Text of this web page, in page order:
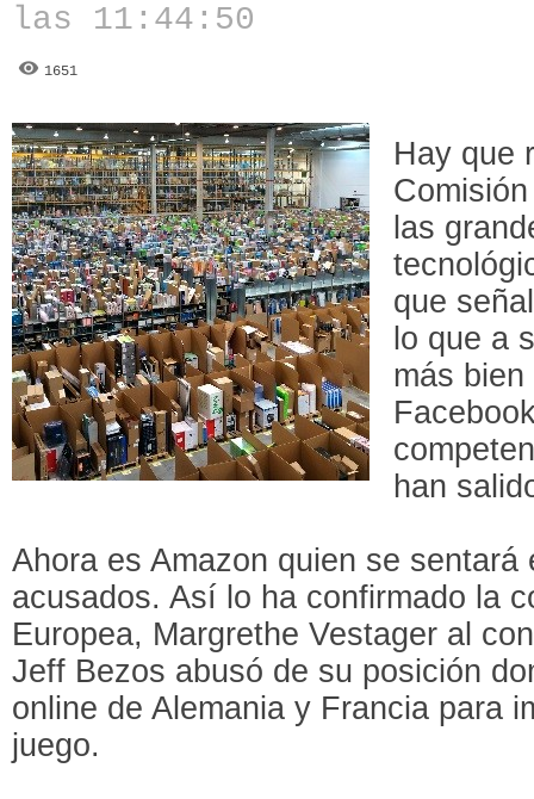
las 11:44:50
1651
Hay que
las
que
lo que a
más
han
Ahora es Amazon quien se sentará
acusados. Así lo ha confirmado la
Europea, Margrethe Vestager al
Jeff Bezos abusó de su posición
online de Alemania y Francia para
juego.